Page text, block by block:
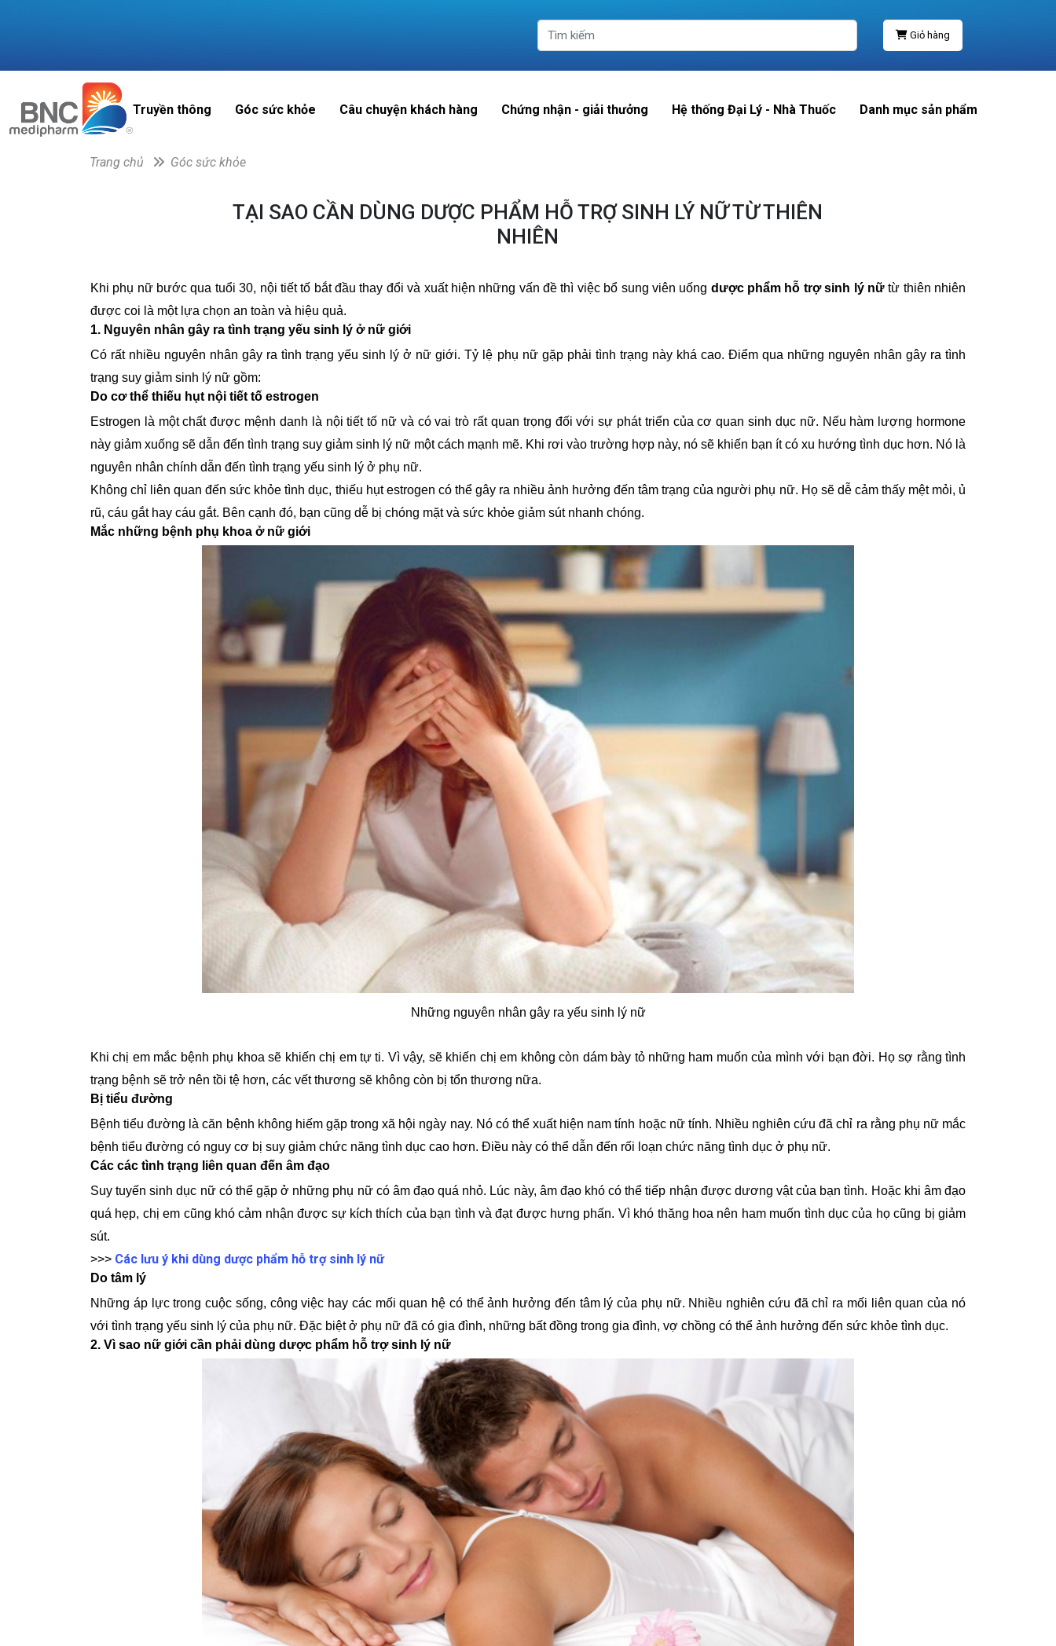
Giỏ hàng
Truyền thông Góc sức khỏe Câu chuyện khách hàng Chứng nhận - giải thưởng Hệ thống Đại Lý - Nhà Thuốc Danh mục sản phẩm
Trang chủ Góc sức khỏe
TẠI SAO CẦN DÙNG DƯỢC PHẨM HỖ TRỢ SINH LÝ NỮ TỪ THIÊN
NHIÊN
Khi phụ nữ bước qua tuổi 30, nội tiết tố bắt đầu thay đổi và xuất hiện những vấn đề thì việc bổ sung viên uống dược phẩm hỗ trợ sinh lý nữtừ thiên nhiên
được coi là một lựa chọn an toàn và hiệu quả.
1. Nguyên nhân gây ra tình trạng yếu sinh lý ở nữ giới
Có rất nhiều nguyên nhân gây ra tình trạng yếu sinh lý ở nữ giới. Tỷ lệ phụ nữ gặp phải tình trạng này khá cao. Điểm qua những nguyên nhân gây ra tình
trạng suy giảm sinh lý nữ gồm:
Do cơ thể thiếu hụt nội tiết tố estrogen
Estrogen là một chất được mệnh danh là nội tiết tố nữ và có vai trò rất quan trọng đối với sự phát triển của cơ quan sinh dục nữ. Nếu hàm lượng hormone
này giảm xuống sẽ dẫn đến tình trạng suy giảm sinh lý nữ một cách mạnh mẽ. Khi rơi vào trường hợp này, nó sẽ khiến bạn ít có xu hướng tình dục hơn. Nó là
nguyên nhân chính dẫn đến tình trạng yếu sinh lý ở phụ nữ.
Không chỉ liên quan đến sức khỏe tình dục, thiếu hụt estrogen có thể gây ra nhiều ảnh hưởng đến tâm trạng của người phụ nữ. Họ sẽ dễ cảm thấy mệt mỏi, ủ
rũ, cáu gắt hay cáu gắt. Bên cạnh đó, bạn cũng dễ bị chóng mặt và sức khỏe giảm sút nhanh chóng.
Mắc những bệnh phụ khoa ở nữ giới
Những nguyên nhân gây ra yếu sinh lý nữ
Khi chị em mắc bệnh phụ khoa sẽ khiến chị em tự ti. Vì vậy, sẽ khiến chị em không còn dám bày tỏ những ham muốn của mình với bạn đời. Họ sợ rằng tình
trạng bệnh sẽ trở nên tồi tệ hơn, các vết thương sẽ không còn bị tổn thương nữa.
Bị tiểu đường
Bệnh tiểu đường là căn bệnh không hiếm gặp trong xã hội ngày nay. Nó có thể xuất hiện nam tính hoặc nữ tính. Nhiều nghiên cứu đã chỉ ra rằng phụ nữ mắc
bệnh tiểu đường có nguy cơ bị suy giảm chức năng tình dục cao hơn. Điều này có thể dẫn đến rối loạn chức năng tình dục ở phụ nữ.
Các các tình trạng liên quan đến âm đạo
Suy tuyến sinh dục nữ có thể gặp ở những phụ nữ có âm đạo quá nhỏ. Lúc này, âm đạo khó có thể tiếp nhận được dương vật của bạn tình. Hoặc khi âm đạo
quá hẹp, chị em cũng khó cảm nhận được sự kích thích của bạn tình và đạt được hưng phấn. Vì khó thăng hoa nên ham muốn tình dục của họ cũng bị giảm
sút.
>>> Các lưu ý khi dùng dược phẩm hỗ trợ sinh lý nữ
Do tâm lý
Những áp lực trong cuộc sống, công việc hay các mối quan hệ có thể ảnh hưởng đến tâm lý của phụ nữ. Nhiều nghiên cứu đã chỉ ra mối liên quan của nó
với tình trạng yếu sinh lý của phụ nữ. Đặc biệt ở phụ nữ đã có gia đình, những bất đồng trong gia đình, vợ chồng có thể ảnh hưởng đến sức khỏe tình dục.
2. Vì sao nữ giới cần phải dùng dược phẩm hỗ trợ sinh lý nữ